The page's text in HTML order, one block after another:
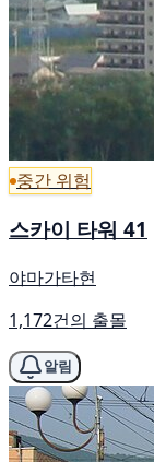
중간 위험
스카이 타워 41
야마가타현
1,172건의 출몰
알림